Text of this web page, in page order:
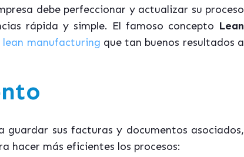
debe perfeccionar y actualizar su proceso
rápida y simple. El famoso concepto Lean
manufacturing que tan buenos resultados a
guardar sus facturas y documentos asociados,
hacer más eficientes los procesos: